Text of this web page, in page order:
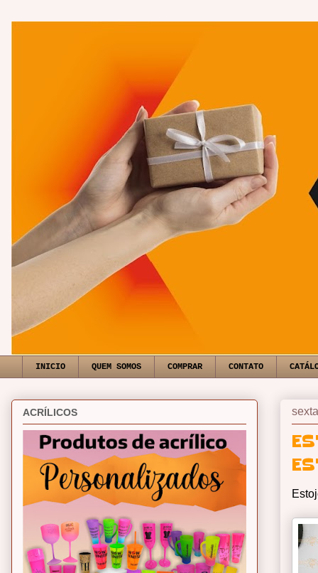
INICIO QUEM SOMOS COMPRAR CONTATO
ACRÍLICOS